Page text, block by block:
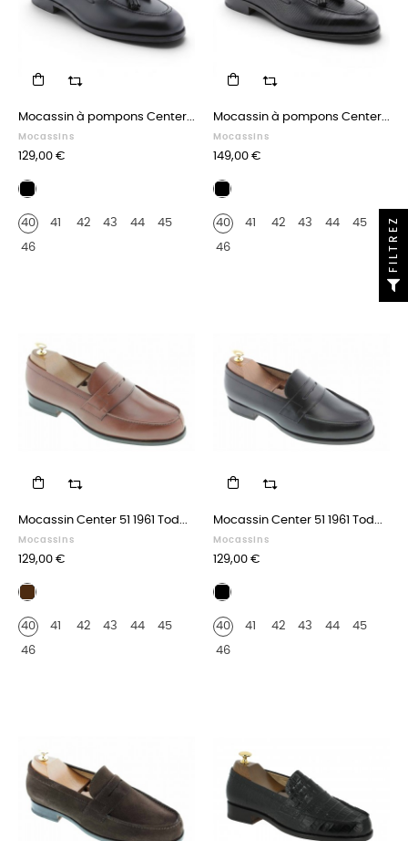
Mocassin à pompons Center...
Mocassins
Prix
129,00 €
Cuir
40
41 42 43 44 45
46
Mocassin à pompons Center...
Mocassins
Prix
149,00 €
Façon
noir
40 41 42 43 44 45
46
Mocassin Center 51 1961 Tod...
Mocassins
Prix
129,00 €
Cuir
40
41 42 43 44 45
46
Mocassin Center 51 1961 Tod...
Mocassins
Prix
129,00 €
Cuir
40
41 42 43 44 45
46
FILTREZ